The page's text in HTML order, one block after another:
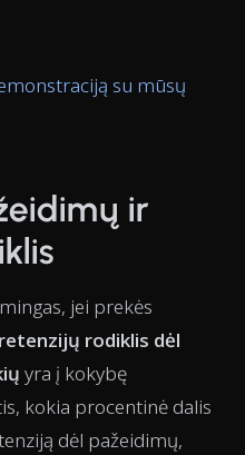
su mūsų
ir
jei prekės
rodiklis dėl
yra į kokybę
kokia procentinė dalis
dėl pažeidimų,